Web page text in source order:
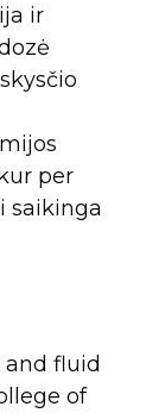
ir
per
saikinga
and fluid
of